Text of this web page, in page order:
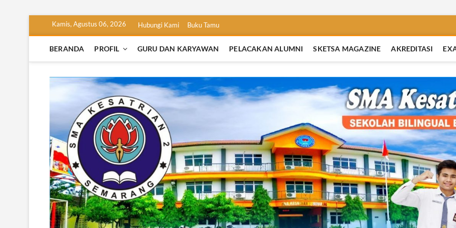
Kamis, Agustus 06, 2026 Hubungi Kami Buku Tamu
BERANDA PROFIL GURU DAN KARYAWAN PELACAKAN ALUMNI SKETSA MAGAZINE AKREDITASI